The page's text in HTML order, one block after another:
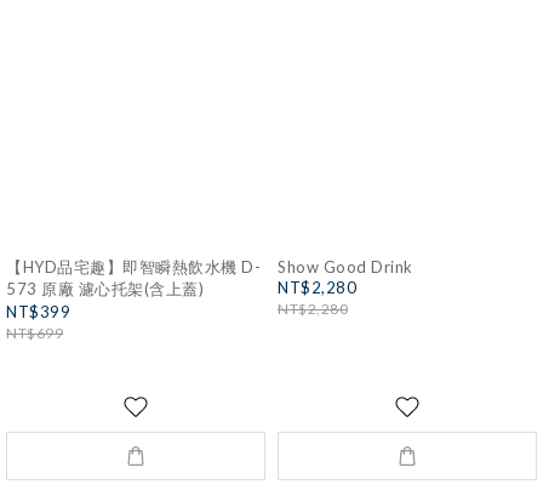
【HYD品宅趣】即智瞬熱飲水機 D-
573 原廠 濾心托架(含上蓋)
NT$399
NT$699
Show Good Drink
NT$2,280
NT$2,280